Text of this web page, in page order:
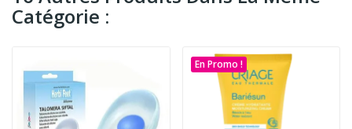
Catégorie :
En Promo !